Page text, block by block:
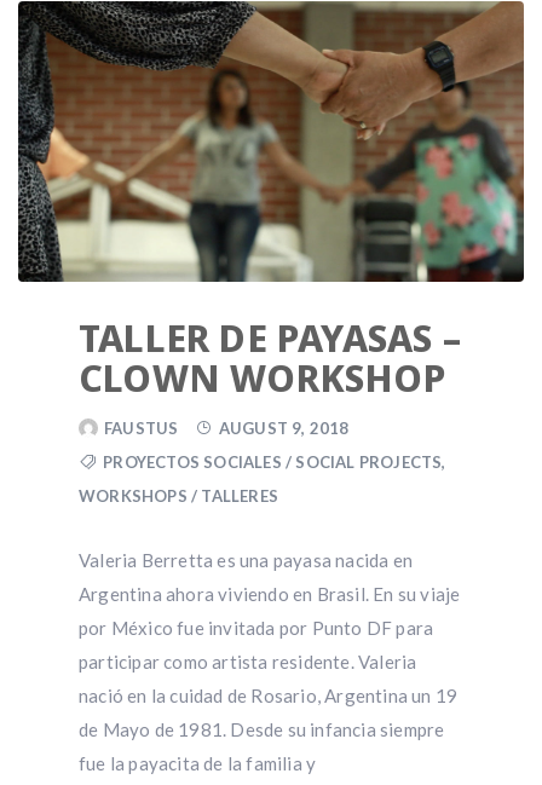
TALLER DE PAYASAS –
CLOWN WORKSHOP
FAUSTUS
AUGUST 9, 2018
PROYECTOS SOCIALES / SOCIAL PROJECTS,
WORKSHOPS / TALLERES
Valeria Berretta es una payasa nacida en
Argentina ahora viviendo en Brasil. En su viaje
por México fue invitada por Punto DF para
participar como artista residente. Valeria
nació en la cuidad de Rosario, Argentina un 19
de Mayo de 1981. Desde su infancia siempre
fue la payacita de la familia y